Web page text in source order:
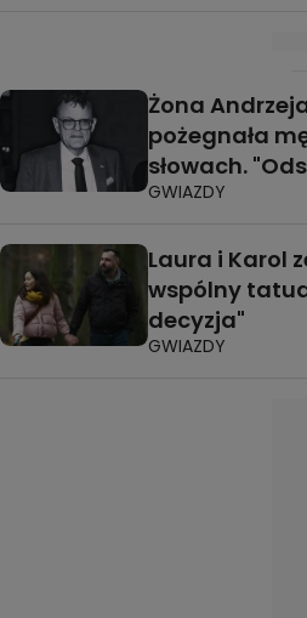
Żona
pożegnała
słowach.
GWIAZDY
Laura i Karol
wspólny
decyzja"
GWIAZDY